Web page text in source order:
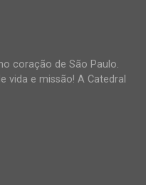
coração de São Paulo.
vida e missão! A Catedral